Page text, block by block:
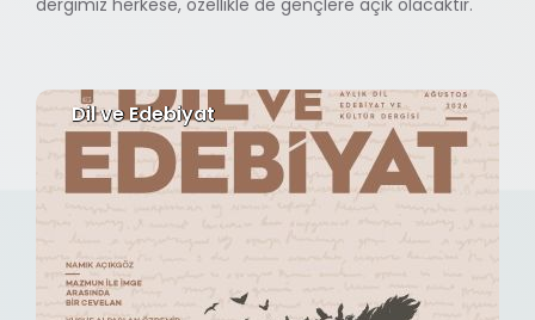
Dil ve Edebiyat